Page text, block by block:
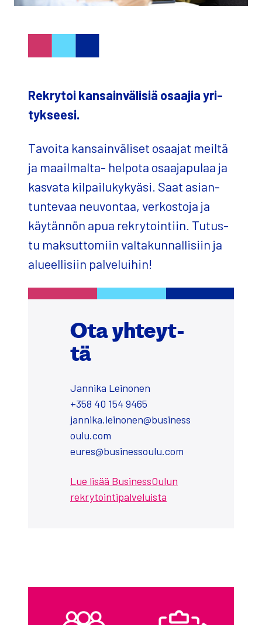
Rek­ry­toi kan­sain­vä­li­siä osaa­jia yri­
tyk­see­si.
Tavoi­ta kan­sain­vä­li­set osaa­jat meil­tä
ja maa­il­mal­ta- hel­po­ta osaa­ja­pu­laa ja
kas­va­ta kil­pai­lu­ky­kyä­si. Saat asian­
tun­te­vaa neu­von­taa, ver­kos­to­ja ja
käy­tän­nön apua rek­ry­toin­tiin. Tutus­
tu mak­sut­to­miin val­ta­kun­nal­li­siin ja
alu­eel­li­siin pal­ve­lui­hin!
Ota yhteyt­
tä
Jan­ni­ka Lei­no­nen
+358 40 154 9465
jannika.leinonen@business
oulu.com
eures@businessoulu.com
Lue lisää Business­Oulun
rek­ry­toin­ti­pal­ve­luis­ta